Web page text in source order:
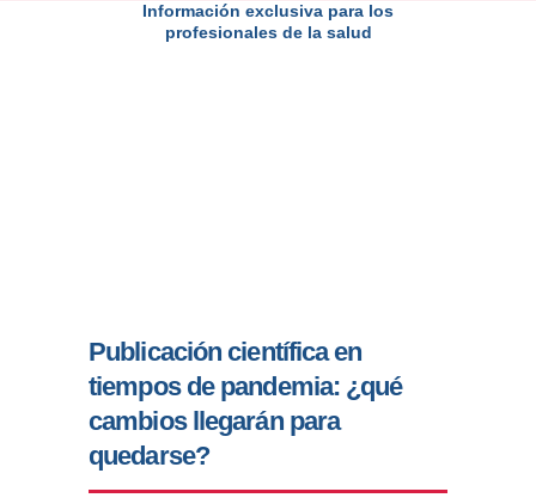
Información exclusiva para los
profesionales de la salud
Publicación científica en
tiempos de pandemia: ¿qué
cambios llegarán para
quedarse?